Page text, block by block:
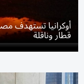
أوكرانيا
قطار وناقلة